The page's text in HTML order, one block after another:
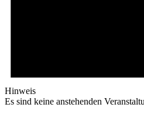
Hinweis
Es sind keine anstehenden